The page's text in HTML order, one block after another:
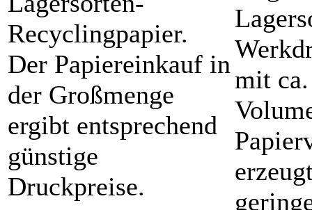
Recyclingpapier.
Der Papiereinkauf in
der Großmenge
ergibt entsprechend
günstige
Druckpreise.
mit